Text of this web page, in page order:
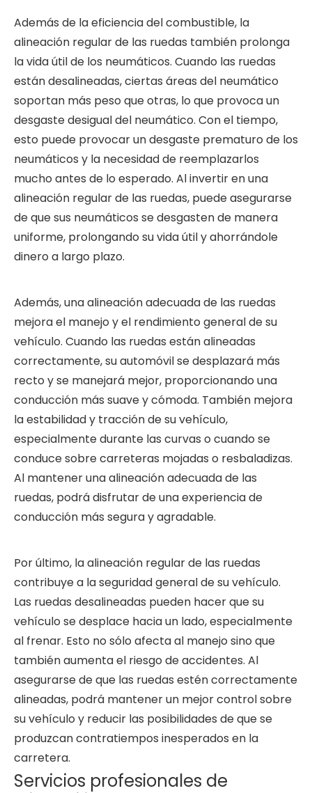
Además de la eficiencia del combustible, la
alineación regular de las ruedas también prolonga
la vida útil de los neumáticos. Cuando las ruedas
están desalineadas, ciertas áreas del neumático
soportan más peso que otras, lo que provoca un
desgaste desigual del neumático. Con el tiempo,
esto puede provocar un desgaste prematuro de los
neumáticos y la necesidad de reemplazarlos
mucho antes de lo esperado. Al invertir en una
alineación regular de las ruedas, puede asegurarse
de que sus neumáticos se desgasten de manera
uniforme, prolongando su vida útil y ahorrándole
dinero a largo plazo.
Además, una alineación adecuada de las ruedas
mejora el manejo y el rendimiento general de su
vehículo. Cuando las ruedas están alineadas
correctamente, su automóvil se desplazará más
recto y se manejará mejor, proporcionando una
conducción más suave y cómoda. También mejora
la estabilidad y tracción de su vehículo,
especialmente durante las curvas o cuando se
conduce sobre carreteras mojadas o resbaladizas.
Al mantener una alineación adecuada de las
ruedas, podrá disfrutar de una experiencia de
conducción más segura y agradable.
Por último, la alineación regular de las ruedas
contribuye a la seguridad general de su vehículo.
Las ruedas desalineadas pueden hacer que su
vehículo se desplace hacia un lado, especialmente
al frenar. Esto no sólo afecta al manejo sino que
también aumenta el riesgo de accidentes. Al
asegurarse de que las ruedas estén correctamente
alineadas, podrá mantener un mejor control sobre
su vehículo y reducir las posibilidades de que se
produzcan contratiempos inesperados en la
carretera.
Servicios profesionales de